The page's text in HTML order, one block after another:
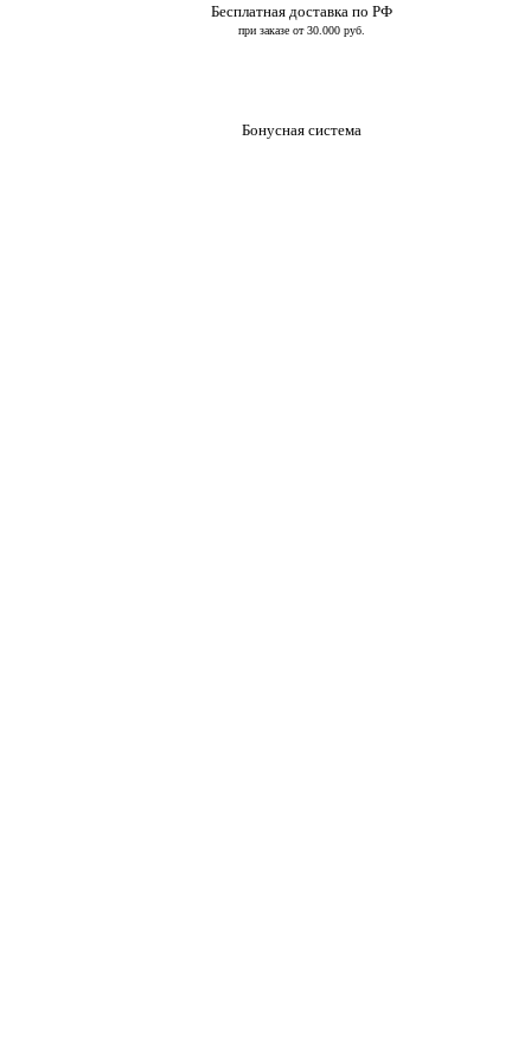
Бесплатная доставка по РФ
при заказе от 30.000 руб.
Бонусная система